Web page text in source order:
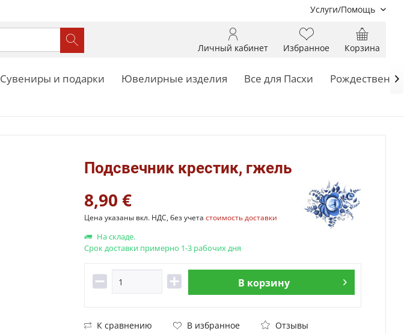
Услуги/Помощь
Корзина
Избранное
Личный кабинет
Сувениры и подарки Ювелирные изделия Все для Пасхи 
Подсвечник крестик, гжель
8,90 €
Цена указаны вкл. НДС, без учета стоимость доставки
На складе.
Срок доставки примерно 1-3 рабочих дня
В корзину
К сравнению В избранное Отзывы